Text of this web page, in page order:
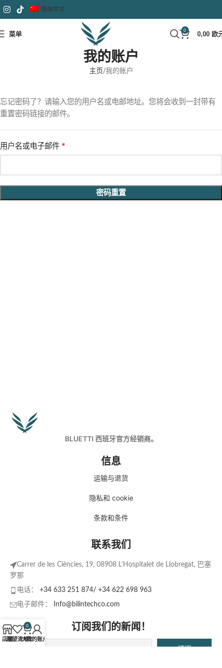
简体中文
菜单 0 0,00 欧
我的账户
主页 我的账户
忘记密码了？请输入您的用户名或电邮地址。您将会收到一封带有
重置密码链接的邮件。
用户名或电子邮件 *
密码重置
BLUETTI 西班牙官方经销商。
信息
运输与退货
隐私和 cookie
条款和条件
联系我们
Carrer de les Ciències, 19, 08908 L'Hospitalet de Llobregat, 巴塞
罗那
电话： +34 633 251 874/ +34 622 698 963
电子邮件： Info@bilintechco.com
订阅我们的新闻！
店铺愿望清单
0
大车我的账户